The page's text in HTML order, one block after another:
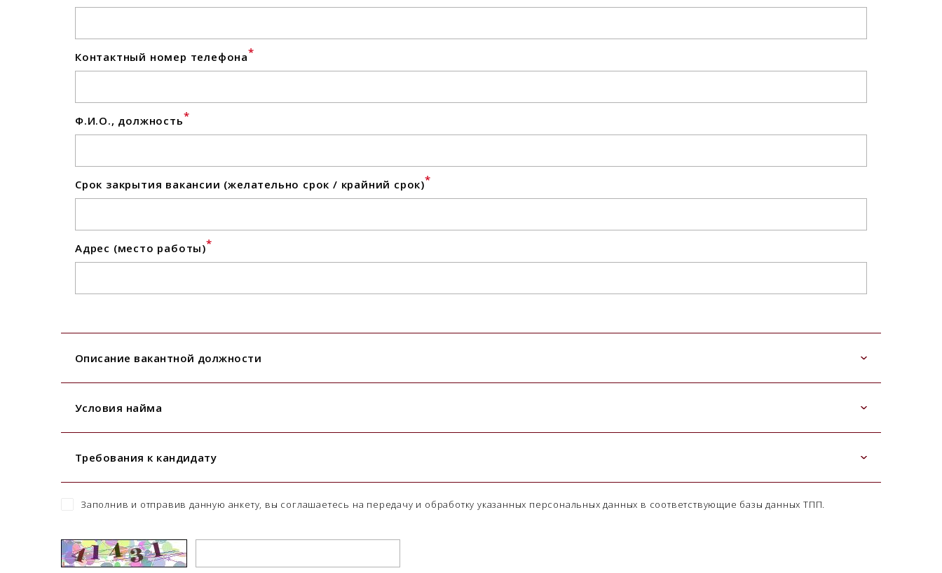
Контактный номер телефона*
Ф.И.О., должность*
Срок закрытия вакансии (желательно срок / крайний срок)*
Адрес (место работы)*
Описание вакантной должности
Условия найма
Требования к кандидату
Заполнив и отправив данную анкету, вы соглашаетесь на передачу и обработку указанных персональных данных в соответствующие базы данных ТПП.